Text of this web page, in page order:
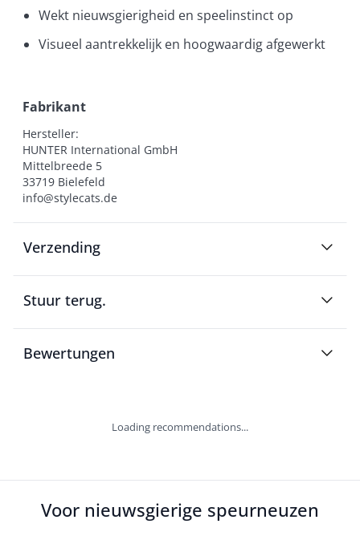
Wekt nieuwsgierigheid en speelinstinct op
Visueel aantrekkelijk en hoogwaardig afgewerkt
Fabrikant
Hersteller:
HUNTER International GmbH
Mittelbreede 5
33719 Bielefeld
info@stylecats.de
Verzending
Stuur terug.
Bewertungen
Loading recommendations...
Voor nieuwsgierige speurneuzen